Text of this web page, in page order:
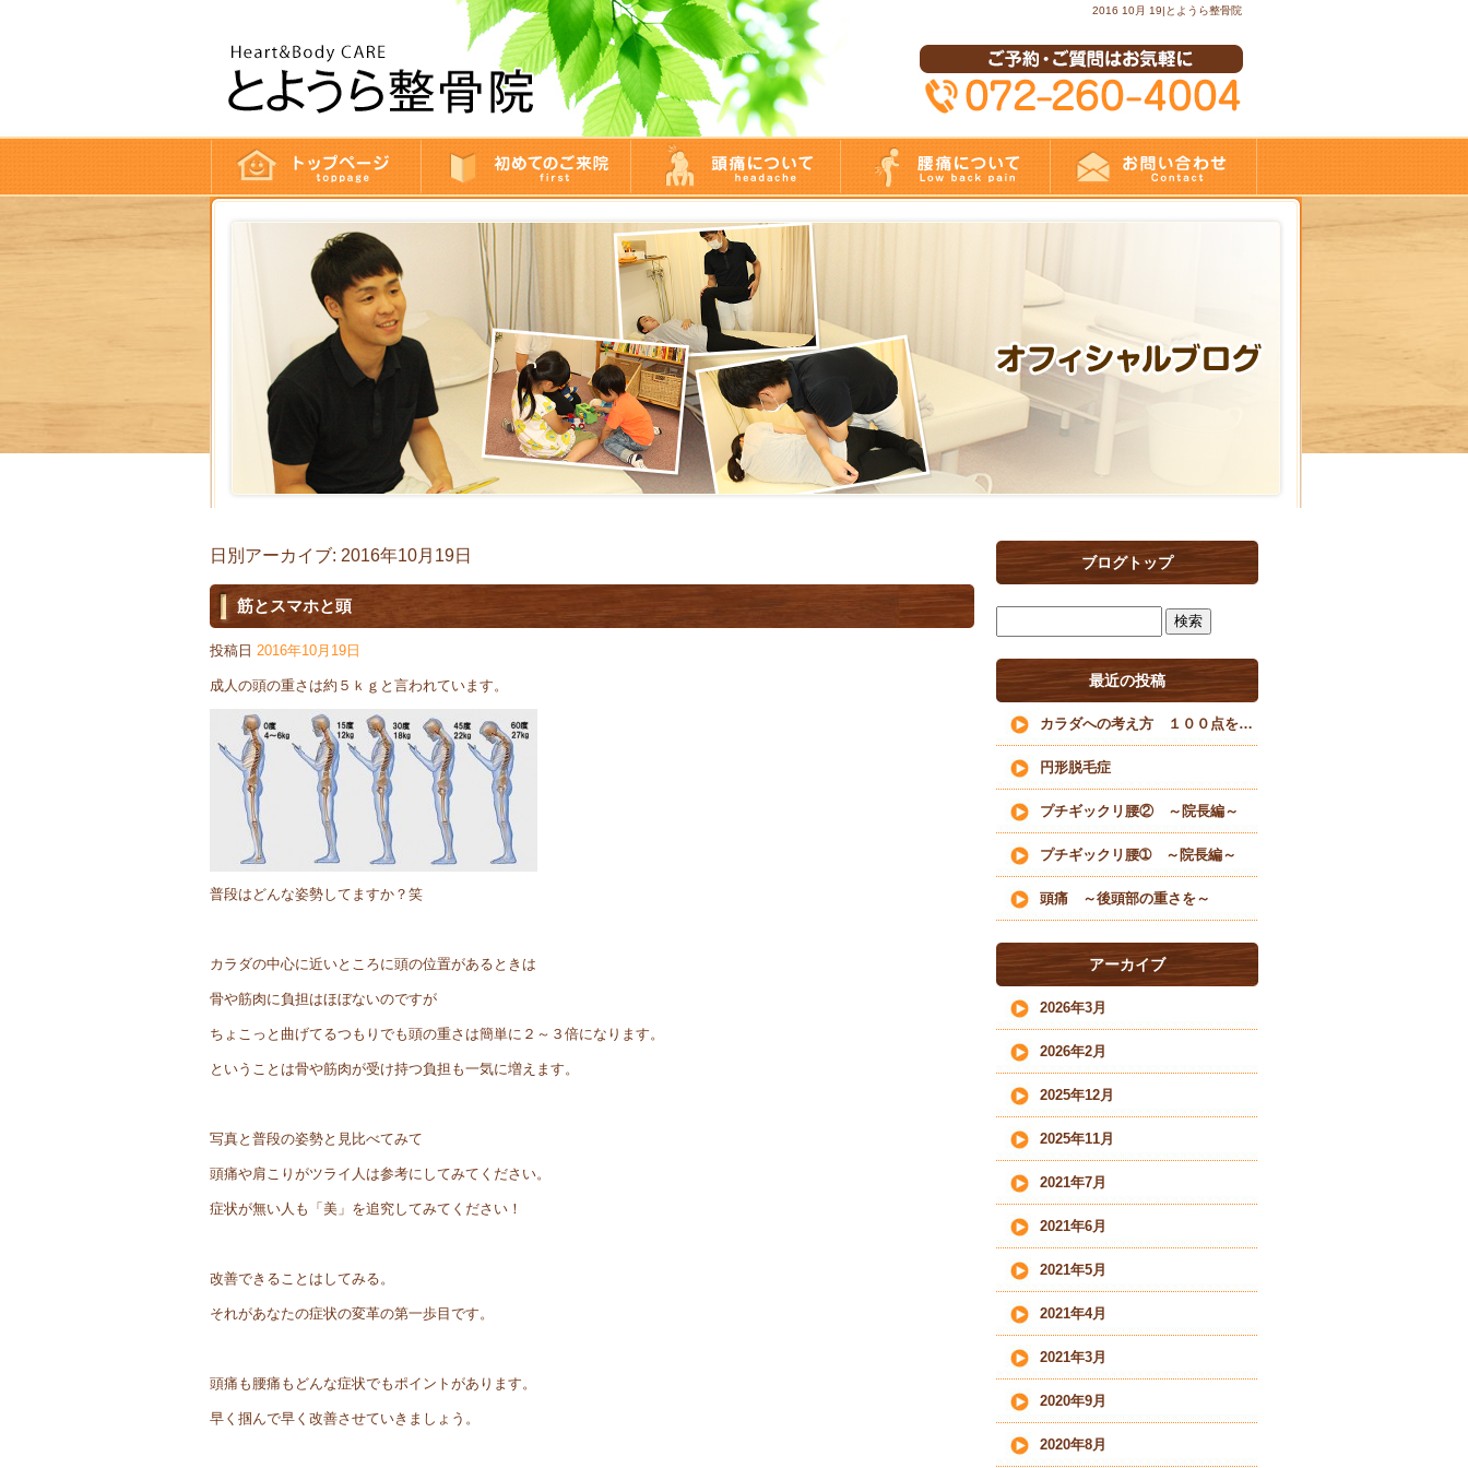
2016 10月 19|とようら整骨院
日別アーカイブ: 2016年10月19日
筋とスマホと頭
投稿日 2016年10月19日
成人の頭の重さは約５ｋｇと言われています。
普段はどんな姿勢してますか？笑
カラダの中心に近いところに頭の位置があるときは
骨や筋肉に負担はほぼないのですが
ちょこっと曲げてるつもりでも頭の重さは簡単に２～３倍になります。
ということは骨や筋肉が受け持つ負担も一気に増えます。
写真と普段の姿勢と見比べてみて
頭痛や肩こりがツライ人は参考にしてみてください。
症状が無い人も「美」を追究してみてください！
改善できることはしてみる。
それがあなたの症状の変革の第一歩目です。
頭痛も腰痛もどんな症状でもポイントがあります。
早く掴んで早く改善させていきましょう。
ブログトップ
最近の投稿
カラダへの考え方 １００点を目指すな
円形脱毛症
プチギックリ腰② ～院長編～
プチギックリ腰➀ ～院長編～
頭痛 ～後頭部の重さを～
アーカイブ
2026年3月
2026年2月
2025年12月
2025年11月
2021年7月
2021年6月
2021年5月
2021年4月
2021年3月
2020年9月
2020年8月